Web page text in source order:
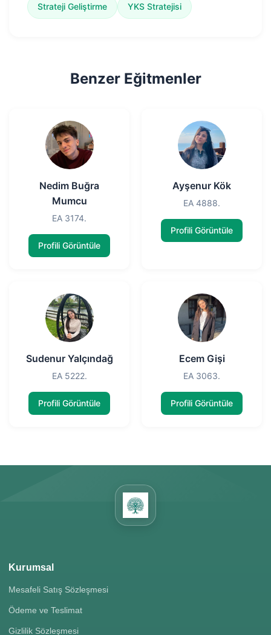
Strateji Geliştirme YKS Stratejisi
Benzer Eğitmenler
Nedim Buğra
Mumcu
EA 3174.
Profili Görüntüle
Ayşenur Kök
EA 4888.
Profili Görüntüle
Sudenur Yalçındağ
EA 5222.
Profili Görüntüle
Ecem Gişi
EA 3063.
Profili Görüntüle
Kurumsal
Mesafeli Satış Sözleşmesi
Ödeme ve Teslimat
Gizlilik Sözleşmesi